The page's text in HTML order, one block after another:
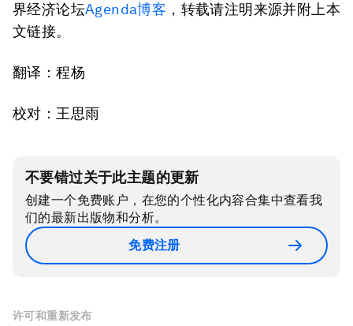
界经济论坛Agenda博客 ，转载请注明来源并附上本
文链接。
翻译：程杨
校对：王思雨
不要错过关于此主题的更新
创建一个免费账户，在您的个性化内容合集中查看我
们的最新出版物和分析。
免费注册
许可和重新发布